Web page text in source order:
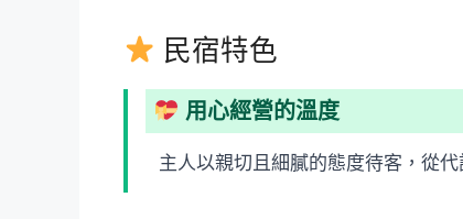
民宿特色
用心經營的溫度
主人以親切且細膩的態度待客，從